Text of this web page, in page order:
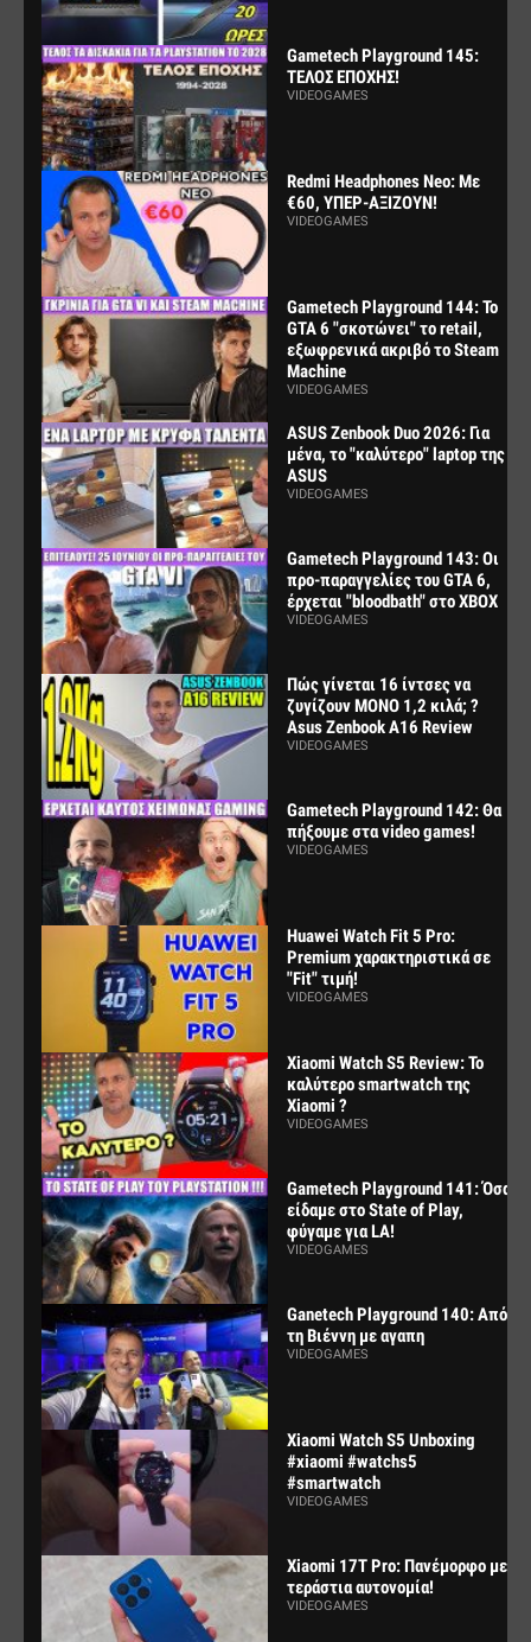
Gametech Playground 145:
ΤΕΛΟΣ ΕΠΟΧΗΣ!
VIDEOGAMES
Redmi Headphones Neo: Με
€60, ΥΠΕΡ-ΑΞΙΖΟΥΝ!
VIDEOGAMES
Gametech Playground 144: Το
GTA 6 "σκοτώνει" το retail,
εξωφρενικά ακριβό το Steam
Machine
VIDEOGAMES
ASUS Zenbook Duo 2026: Για
μένα, το "καλύτερο" laptop της
ASUS
VIDEOGAMES
Gametech Playground 143: Οι
προ-παραγγελίες του GTA 6,
έρχεται "bloodbath" στο XBOX
VIDEOGAMES
Πώς γίνεται 16 ίντσες να
ζυγίζουν ΜΟΝΟ 1,2 κιλά; ?
Asus Zenbook A16 Review
VIDEOGAMES
Gametech Playground 142: Θα
πήξουμε στα video games!
VIDEOGAMES
Huawei Watch Fit 5 Pro:
Premium χαρακτηριστικά σε
"Fit" τιμή!
VIDEOGAMES
Xiaomi Watch S5 Review: Το
καλύτερο smartwatch της
Xiaomi ?
VIDEOGAMES
Gametech Playground 141: Όσα
είδαμε στο State of Play,
φύγαμε για LA!
VIDEOGAMES
Ganetech Playground 140: Από
τη Βιέννη με αγαπη
VIDEOGAMES
Xiaomi Watch S5 Unboxing
#xiaomi #watchs5
#smartwatch
VIDEOGAMES
Xiaomi 17T Pro: Πανέμορφο με
τεράστια αυτονομία!
VIDEOGAMES